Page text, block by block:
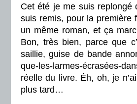
Cet été je me suis replongé
suis remis, pour la première
un même roman, et ça
Bon, très bien, parce que
saillie, guise de bande
que-les-larmes-écrasées-
réelle du livre. Éh, oh, je
plus tard…